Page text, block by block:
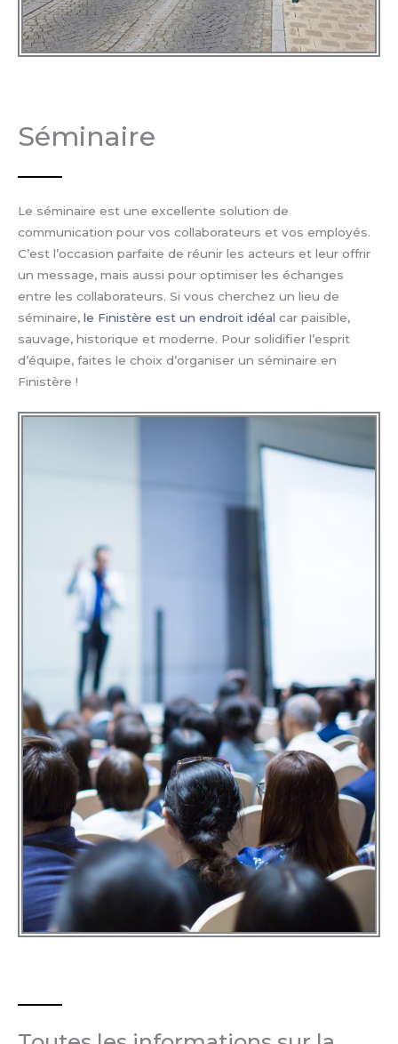
Séminaire
Le séminaire est une excellente solution de
communication pour vos collaborateurs et vos employés.
C’est l’occasion parfaite de réunir les acteurs et leur offrir
un message, mais aussi pour optimiser les échanges
entre les collaborateurs. Si vous cherchez un lieu de
séminaire, le Finistère est un endroit idéal car paisible,
sauvage, historique et moderne. Pour solidifier l’esprit
d’équipe, faites le choix d’organiser un séminaire en
Finistère !